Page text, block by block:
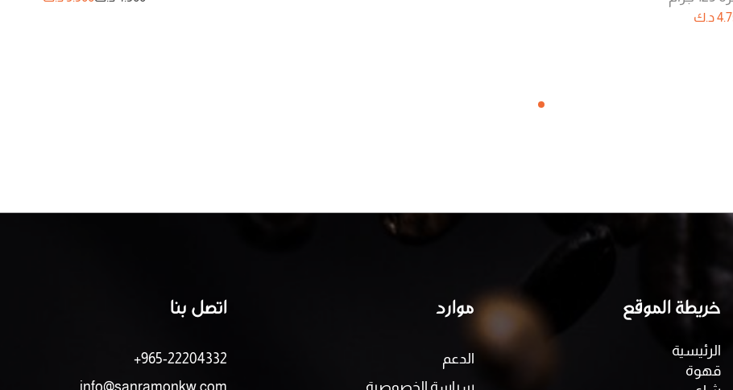
د.ك
خريطة الموقع
الرئيسية
قهوة
موارد
الدعم
سياسة الخصوصية
اتصل بنا
+965-22204332
info@sanramonkw.com